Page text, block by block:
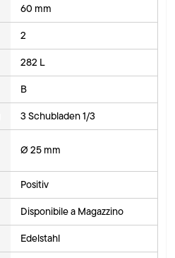
60 mm
2
282 L
B
3 Schubladen 1/3
Ø 25 mm
Positiv
Disponibile a Magazzino
Edelstahl